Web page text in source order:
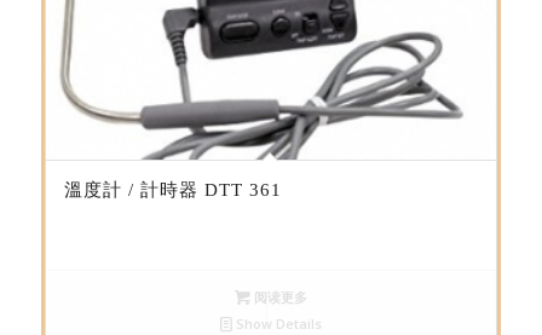
溫度計 / 計時器 DTT 361
阅读更多
Show Details